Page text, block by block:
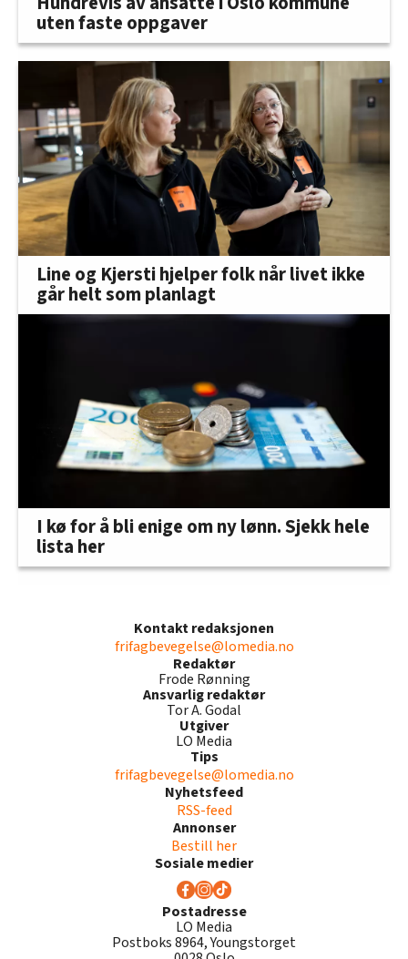
uten faste oppgaver
Line og Kjersti hjelper folk når livet ikke
går helt som planlagt
I kø for å bli enige om ny lønn. Sjekk hele
lista her
Kontakt redaksjonen
frifagbevegelse@lomedia.no
Redaktør
Frode Rønning
Ansvarlig redaktør
Tor A. Godal
Utgiver
LO Media
Tips
frifagbevegelse@lomedia.no
Nyhetsfeed
RSS-feed
Annonser
Bestill her
Sosiale medier
Postadresse
LO Media
Postboks 8964, Youngstorget